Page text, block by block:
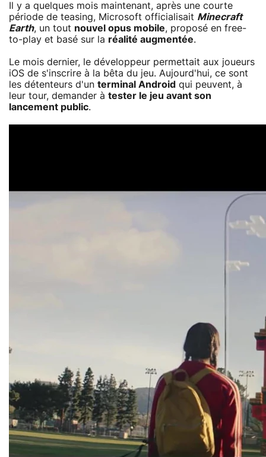
Il y a quelques mois maintenant, après une courte
période de teasing, Microsoft officialisait Minecraft
Earth, un tout nouvel opus mobile, proposé en free-
to-play et basé sur la réalité augmentée.
Le mois dernier, le développeur permettait aux joueurs
iOS de s'inscrire à la bêta du jeu. Aujourd'hui, ce sont
les détenteurs d'un terminal Android qui peuvent, à
leur tour, demander à tester le jeu avant son
lancement public.